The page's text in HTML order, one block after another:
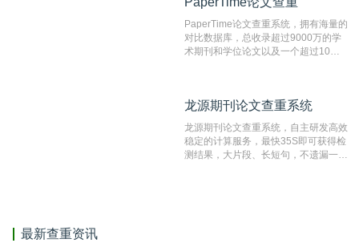
PaperTime论文查重系统，拥有海量的
对比数据库，总收录超过9000万的学
术期刊和学位论文以及一个超过10亿
对，利用指纹索引快速而精准地在云检
有相似的片段，该项技术检测速度快、
准确率高，市场反映良好。
龙源期刊论文查重系统
龙源期刊论文查重系统，自主研发高效
稳定的计算服务，最快35S即可获得检
测结果，大片段、长短句，不遗漏一处
最新查重资讯